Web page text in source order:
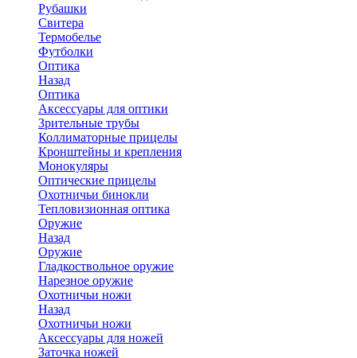
Рубашки
Свитера
Термобелье
Футболки
Оптика
Назад
Оптика
Аксессуары для оптики
Зрительные трубы
Коллиматорные прицелы
Кронштейны и крепления
Монокуляры
Оптические прицелы
Охотничьи бинокли
Тепловизионная оптика
Оружие
Назад
Оружие
Гладкоствольное оружие
Нарезное оружие
Охотничьи ножи
Назад
Охотничьи ножи
Аксессуары для ножей
Заточка ножей